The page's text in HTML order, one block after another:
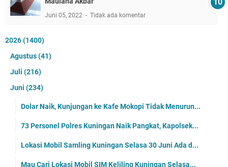
Juni 05, 2022 Tidak ada komentar
2026(1400)
Agustus(41)
Juli (216)
Juni (234)
Dolar Naik, Kunjungan ke Kafe Mokopi Tidak Menurun...
73 Personel Polres Kuningan Naik Pangkat, Kapolsek...
Lokasi Mobil Samling Kuningan Selasa 30 Juni Ada d...
Mau Cari Lokasi Mobil SIM Keliling Kuningan Selasa...